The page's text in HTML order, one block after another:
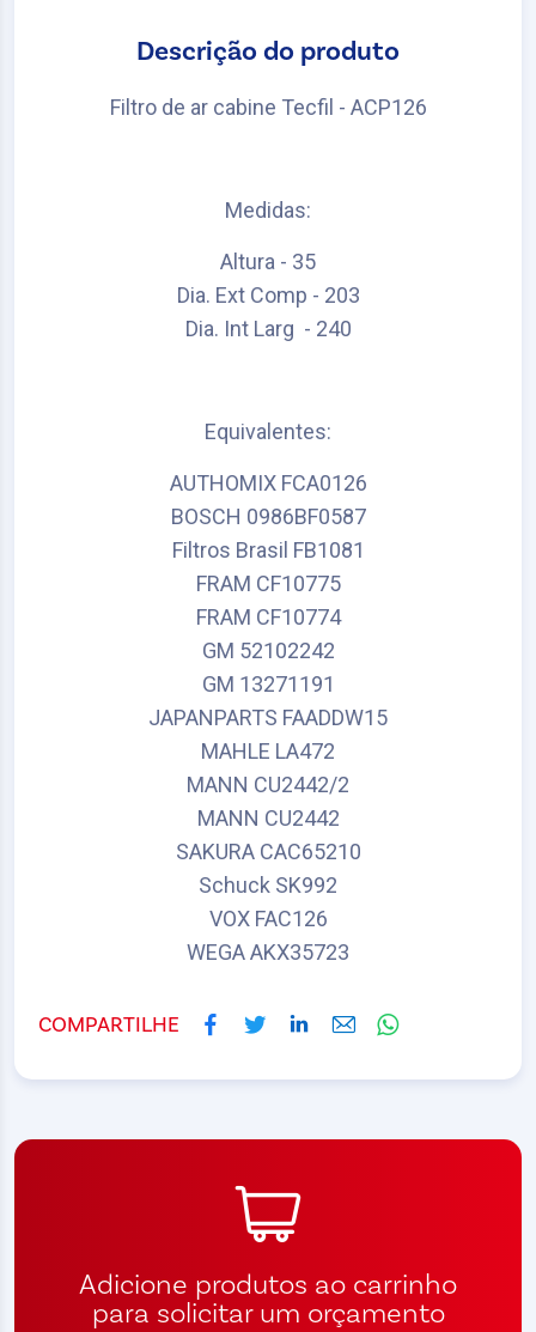
Descrição do produto
Filtro de ar cabine Tecfil - ACP126
Medidas:
Altura - 35
Dia. Ext Comp - 203
Dia. Int Larg - 240
Equivalentes:
AUTHOMIX FCA0126
BOSCH 0986BF0587
Filtros Brasil FB1081
FRAM CF10775
FRAM CF10774
GM 52102242
GM 13271191
JAPANPARTS FAADDW15
MAHLE LA472
MANN CU2442/2
MANN CU2442
SAKURA CAC65210
Schuck SK992
VOX FAC126
WEGA AKX35723
COMPARTILHE
Adicione produtos ao carrinho
para solicitar um orçamento